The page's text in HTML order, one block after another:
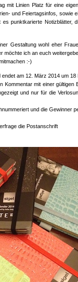
mit Linien Platz für eine
und Feiertagsinfos, sowie
es punktkarierte Notizblätter,
Gestaltung wohl eher
möchte ich an euch
:-)
am 12. März 2014 um 18
Kommentar mit einer gültigen
und nur für die
und die Gewinner
die Postanschrift